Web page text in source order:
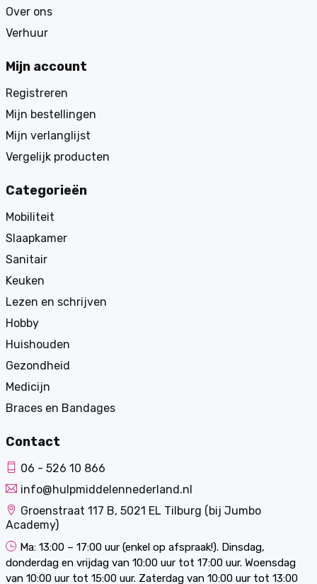
Over ons
Verhuur
Mijn account
Registreren
Mijn bestellingen
Mijn verlanglijst
Vergelijk producten
Categorieën
Mobiliteit
Slaapkamer
Sanitair
Keuken
Lezen en schrijven
Hobby
Huishouden
Gezondheid
Medicijn
Braces en Bandages
Contact
06 - 526 10 866
info@hulpmiddelennederland.nl
Groenstraat 117 B, 5021 EL Tilburg (bij Jumbo
Academy)
Ma: 13:00 – 17:00 uur (enkel op afspraak!). Dinsdag,
donderdag en vrijdag van 10:00 uur tot 17:00 uur. Woensdag
van 10:00 uur tot 15:00 uur. Zaterdag van 10:00 uur tot 13:00